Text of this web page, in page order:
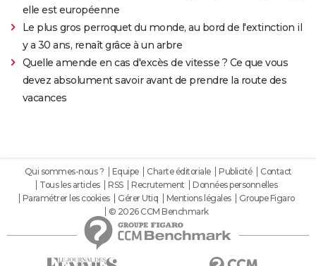
elle est européenne
Le plus gros perroquet du monde, au bord de l'extinction il
y a 30 ans, renaît grâce à un arbre
Quelle amende en cas d'excès de vitesse ? Ce que vous
devez absolument savoir avant de prendre la route des
vacances
Qui sommes-nous ? Equipe Charte éditoriale Publicité
Contact
Tous les articles
RSS Recrutement
Données personnelles
Paramétrer les cookies
Gérer Utiq Mentions légales
Groupe Figaro
© 2026 CCM Benchmark